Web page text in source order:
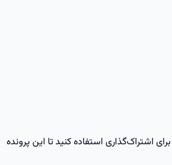
اشتراک‌گذاری استفاده کنید تا این پرونده